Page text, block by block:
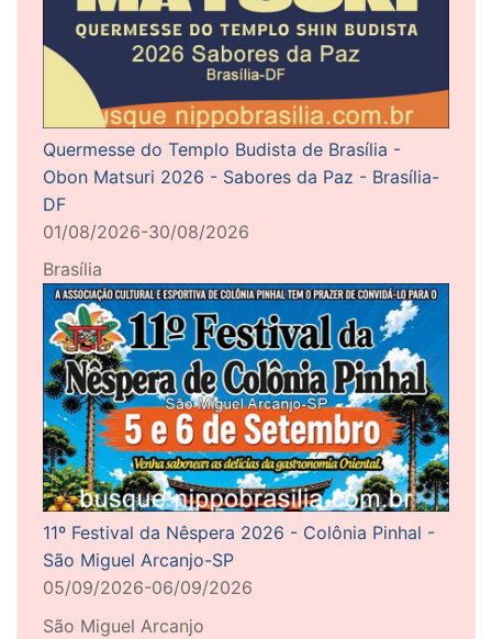
Quermesse do Templo Budista de Brasília -
Obon Matsuri 2026 - Sabores da Paz - Brasília-
DF
01/08/2026-30/08/2026
Brasília
11º Festival da Nêspera 2026 - Colônia Pinhal -
São Miguel Arcanjo-SP
05/09/2026-06/09/2026
São Miguel Arcanjo